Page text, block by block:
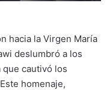
hacia la Virgen María
deslumbró a los
cautivó los
homenaje,